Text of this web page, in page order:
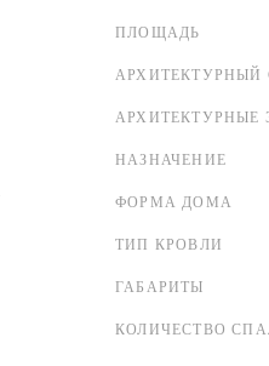
ПЛОЩАДЬ
АРХИТЕКТУРНЫЙ
АРХИТЕКТУРНЫЕ
НАЗНАЧЕНИЕ
ФОРМА ДОМА
ТИП КРОВЛИ
ГАБАРИТЫ
КОЛИЧЕСТВО